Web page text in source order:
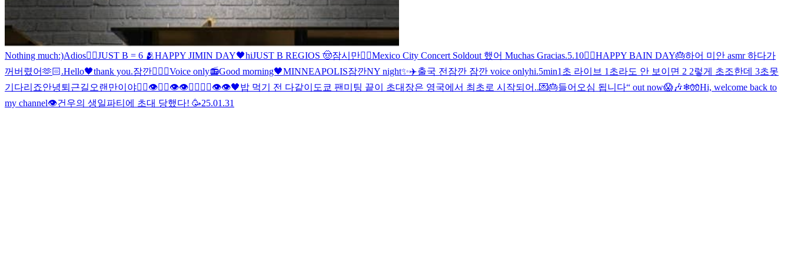
Nothing much:)Adios🖐🏻JUST B = 6 🫂HAPPY JIMIN DAY🖤hiJUST B REGIOS 🤠잠시만🖐🏻Mexico City Concert Soldout 했어 Muchas Gracias.5.10🖐🏻HAPPY BAIN DAY🎂하어 미안 asmr 하다가
꺼버렸어🫶🏻.Hello🖤thank you.잠깐🖐🏻 🖤Voice only📻Good morning🖤MINNEAPOLIS잠깐NY night✨✈️출국 전 잠깐 잠깐 voice onlyhi.5min1초 라이브 1초라도 안 보이면 2 2렇게 초조한데 3초못
기다리죠안녕퇴근길 오랜만이야🖐🏻👁🖐🏻👁👁🖐🏻🖐🏻👁👁🖤밥 먹기 전 다같이 도쿄 팬미팅 끝이 초대장은 영국에서 최초로 시작되어..💌🎂들어오심 됩니다“ out now😱🎶❄🧤Hi, welcome back to
my channel👁️건우의 생일파티에 초대 당했다! 🥳25.01.31